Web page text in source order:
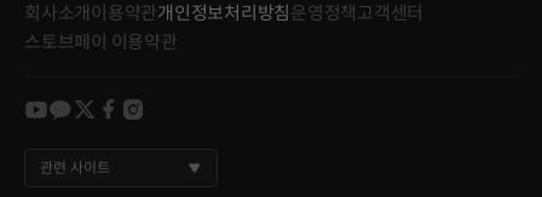
회사소개이용약관개인정보처리방침 운영정책고객센터
스토브페이 이용약관
youtube
kakao
twitter
facebook
instagram
관련 사이트